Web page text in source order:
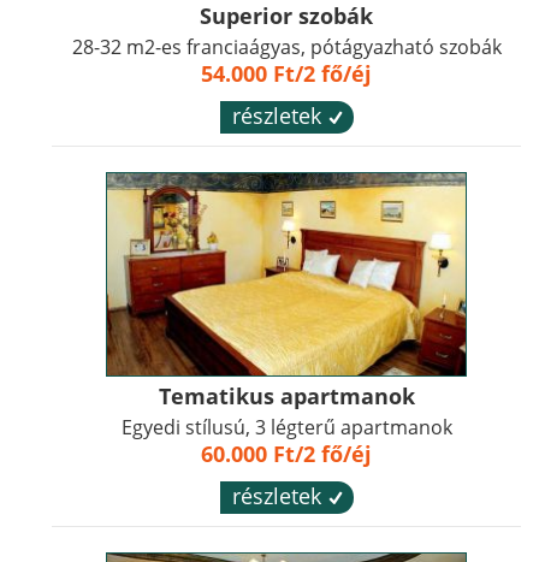
Superior szobák
28-32 m2-es franciaágyas, pótágyazható szobák
54.000 Ft/2 fő/éj
részletek ´
Tematikus apartmanok
Egyedi stílusú, 3 légterű apartmanok
60.000 Ft/2 fő/éj
részletek ´